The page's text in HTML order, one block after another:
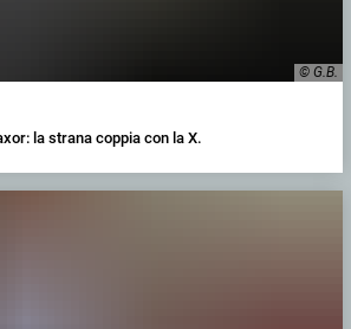
© G.B.
la strana coppia con la X.